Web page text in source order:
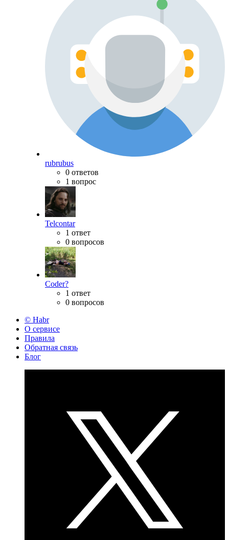
rubrubus
0 ответов
1 вопрос
Telcontar
1 ответ
0 вопросов
Coder?
1 ответ
0 вопросов
© Habr
О сервисе
Правила
Обратная связь
Блог